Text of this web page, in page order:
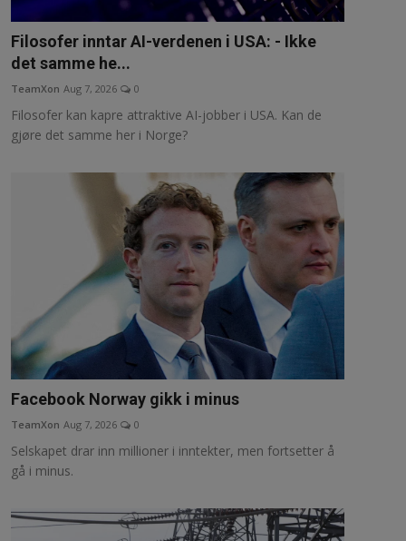
Filosofer inntar AI-verdenen i USA: - Ikke
det samme he...
TeamXon Aug 7, 2026 0
Filosofer kan kapre attraktive AI-jobber i USA. Kan de
gjøre det samme her i Norge?
Facebook Norway gikk i minus
TeamXon Aug 7, 2026 0
Selskapet drar inn millioner i inntekter, men fortsetter å
gå i minus.